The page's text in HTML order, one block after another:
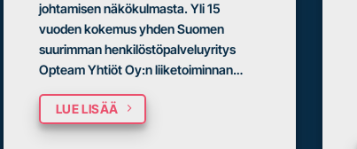
johtamisen näkökulmasta. Yli 15
vuoden kokemus yhden Suomen
suurimman henkilöstöpalveluyritys
Opteam Yhtiöt Oy:n liiketoiminnan…
LUE LISÄÄ